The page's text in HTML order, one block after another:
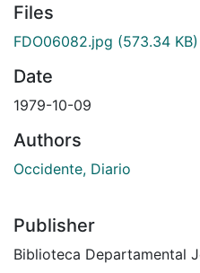
Files
FDO06082.jpg (573.34 KB)
Date
1979-10-09
Authors
Occidente, Diario
Publisher
Biblioteca Departamental